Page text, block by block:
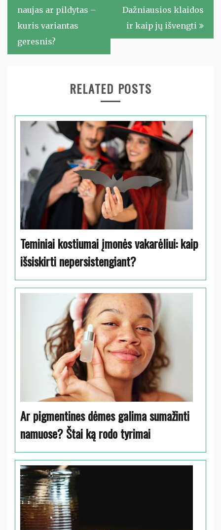
įrašų
naujas ar pildytas –
kuris variantas
geresnis?
Dažniausios klaidos
ir kaip jų išvengti
RELATED POSTS
Teminiai kostiumai įmonės vakarėliui: kaip
išsiskirti nepersistengiant?
Ar pigmentines dėmes galima sumažinti
namuose? Štai ką rodo tyrimai